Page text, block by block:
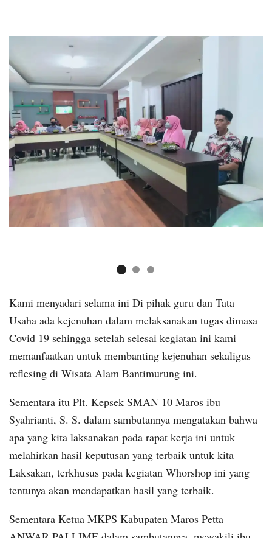
Kami menyadari selama ini Di pihak guru dan Tata
Usaha ada kejenuhan dalam melaksanakan tugas dimasa
Covid 19 sehingga setelah selesai kegiatan ini kami
memanfaatkan untuk membanting kejenuhan sekaligus
reflesing di Wisata Alam Bantimurung ini.
Sementara itu Plt. Kepsek SMAN 10 Maros ibu
Syahrianti, S. S. dalam sambutannya mengatakan bahwa
apa yang kita laksanakan pada rapat kerja ini untuk
melahirkan hasil keputusan yang terbaik untuk kita
Laksakan, terkhusus pada kegiatan Whorshop ini yang
tentunya akan mendapatkan hasil yang terbaik.
Sementara Ketua MKPS Kabupaten Maros Petta